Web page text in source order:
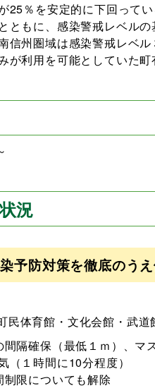
25％を安定的に下回って
ともに、感染警戒レベルの
信州圏域は感染警戒レベル
が利用を可能としていた町
況
予防対策を徹底のう
民体育館・文化会館・武道
隔確保（最低１ｍ）、マ
１時間に10分程度）
限についても解除